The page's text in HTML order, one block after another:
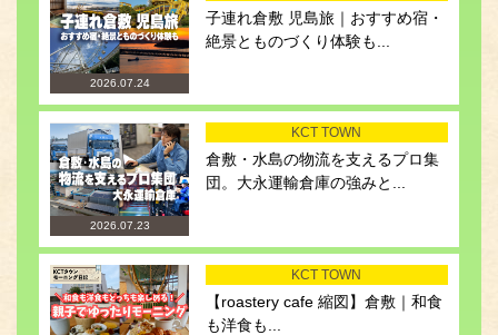
2026.07.24
子連れ倉敷 児島旅｜おすすめ宿・
絶景とものづくり体験も...
2026.07.23
KCT TOWN
倉敷・水島の物流を支えるプロ集
団。大永運輸倉庫の強みと...
KCT TOWN
【roastery cafe 縮図】倉敷｜和食
も洋食も...